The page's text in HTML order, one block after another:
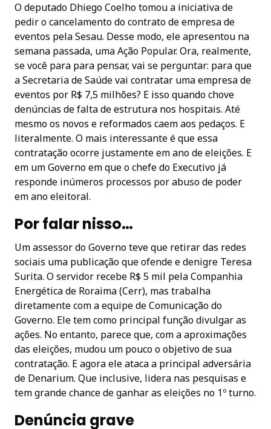
O deputado Dhiego Coelho tomou a iniciativa de
pedir o cancelamento do contrato de empresa de
eventos pela Sesau. Desse modo, ele apresentou na
semana passada, uma Ação Popular. Ora, realmente,
se você para para pensar, vai se perguntar: para que
a Secretaria de Saúde vai contratar uma empresa de
eventos por R$ 7,5 milhões? E isso quando chove
denúncias de falta de estrutura nos hospitais. Até
mesmo os novos e reformados caem aos pedaços. E
literalmente. O mais interessante é que essa
contratação ocorre justamente em ano de eleições. E
em um Governo em que o chefe do Executivo já
responde inúmeros processos por abuso de poder
em ano eleitoral.
Por falar nisso…
Um assessor do Governo teve que retirar das redes
sociais uma publicação que ofende e denigre Teresa
Surita. O servidor recebe R$ 5 mil pela Companhia
Energética de Roraima (Cerr), mas trabalha
diretamente com a equipe de Comunicação do
Governo. Ele tem como principal função divulgar as
ações. No entanto, parece que, com a aproximações
das eleições, mudou um pouco o objetivo de sua
contratação. E agora ele ataca a principal adversária
de Denarium. Que inclusive, lidera nas pesquisas e
tem grande chance de ganhar as eleições no 1º turno.
Denúncia grave